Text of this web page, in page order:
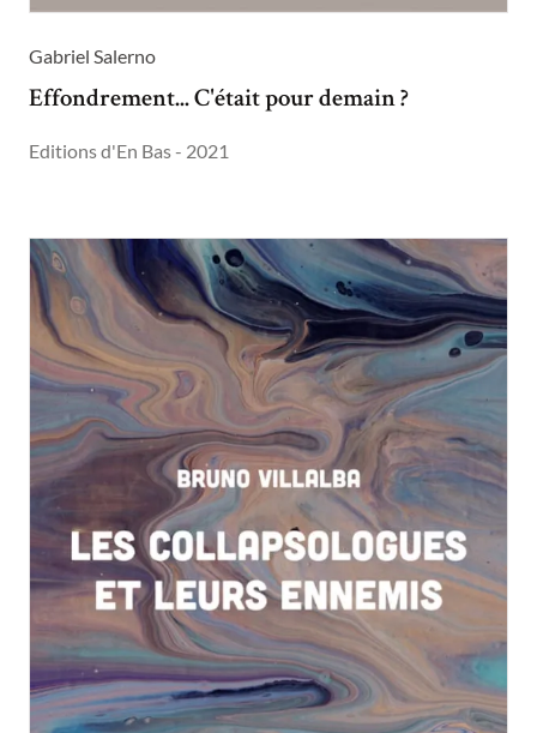
Gabriel Salerno
Effondrement... C'était pour demain ?
Editions d'En Bas - 2021